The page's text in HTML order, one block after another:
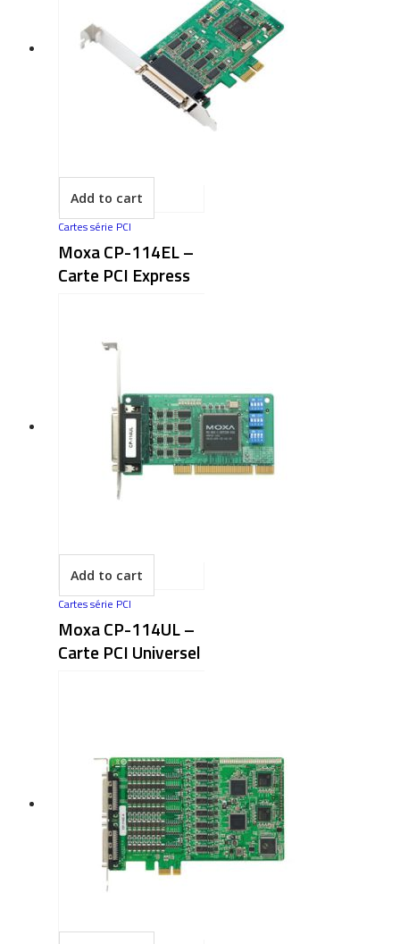
Add to cart
Cartes série PCI
Moxa CP-114EL –
Carte PCI Express
Add to cart
Cartes série PCI
Moxa CP-114UL –
Carte PCI Universel